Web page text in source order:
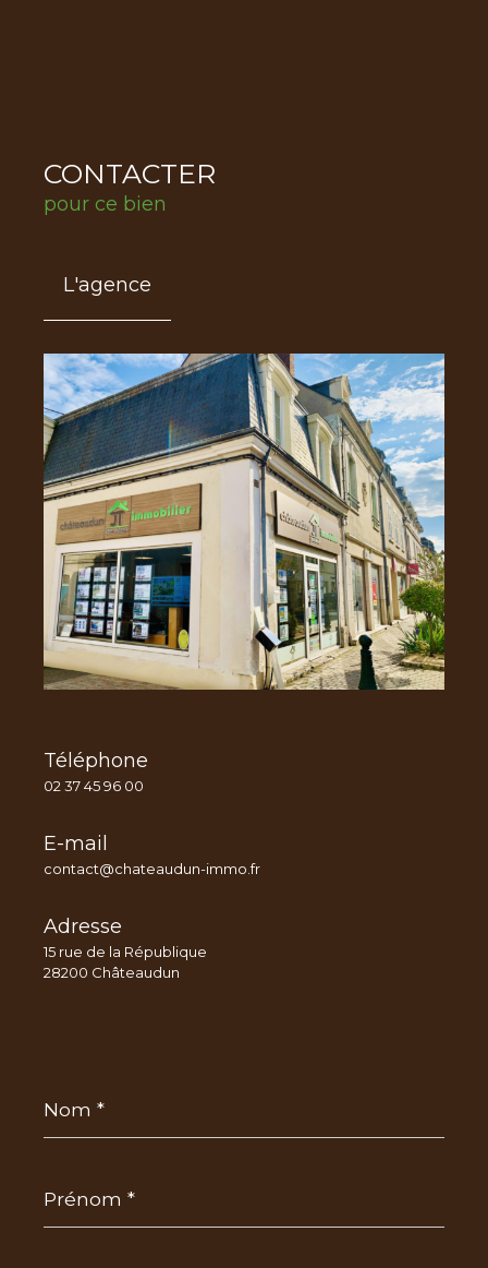
CONTACTER
pour ce bien
L'agence
Téléphone
02 37 45 96 00
E-mail
contact@chateaudun-immo.fr
Adresse
15 rue de la République
28200 Châteaudun
*
*